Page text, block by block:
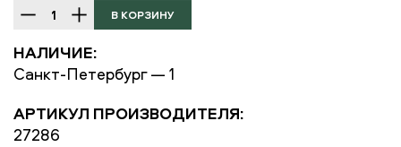
НАЛИЧИЕ:
Санкт-Петербург — 1
АРТИКУЛ ПРОИЗВОДИТЕЛЯ:
27286